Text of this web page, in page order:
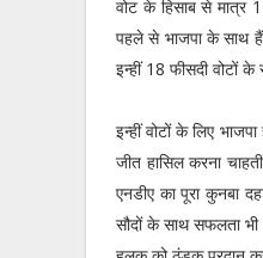
वोट के हिसाब से मात्र
पहले से भाजपा के साथ
इन्‍हीं 18 फीसदी वोटों
इन्‍हीं वोटों के लिए
जीत हासिल करना
एनडीए का पूरा कुनबा
सौदों के साथ सफलता